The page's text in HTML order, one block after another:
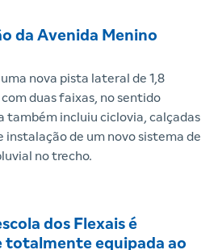
da Avenida Menino
nova pista lateral de 1,8
duas faixas, no sentido
também incluiu ciclovia, calçadas
instalação de um novo sistema de
no trecho.
dos Flexais é
totalmente equipada ao